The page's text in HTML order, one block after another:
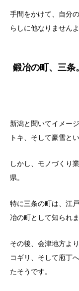
手間をかけて、自分
らしに他なりませんよ
鍛冶の町、三条
新潟と聞いてイメー
トキ、そして豪雪と
しかし、モノづくり
県。
特に三条の町は、江
冶の町として知られま
その後、会津地方よ
コギリ、そして庖丁
たそうです。